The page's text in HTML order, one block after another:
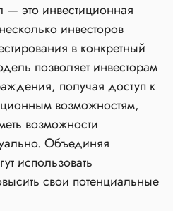
— это инвестиционная
инвесторов
в конкретный
позволяет инвесторам
получая доступ к
возможностям,
возможности
Объединяя
использовать
свои потенциальные